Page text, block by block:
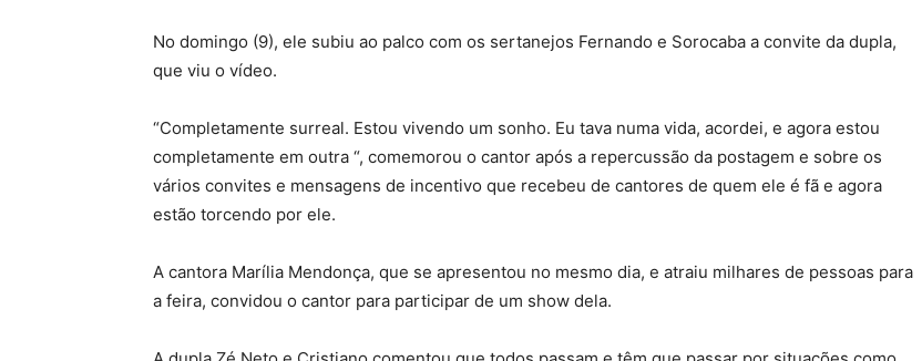
No domingo (9), ele subiu ao palco com os sertanejos Fernando e Sorocaba a convite da dupla,
que viu o vídeo.
“Completamente surreal. Estou vivendo um sonho. Eu tava numa vida, acordei, e agora estou
completamente em outra “, comemorou o cantor após a repercussão da postagem e sobre os
vários convites e mensagens de incentivo que recebeu de cantores de quem ele é fã e agora
estão torcendo por ele.
A cantora Marília Mendonça, que se apresentou no mesmo dia, e atraiu milhares de pessoas para
a feira, convidou o cantor para participar de um show dela.